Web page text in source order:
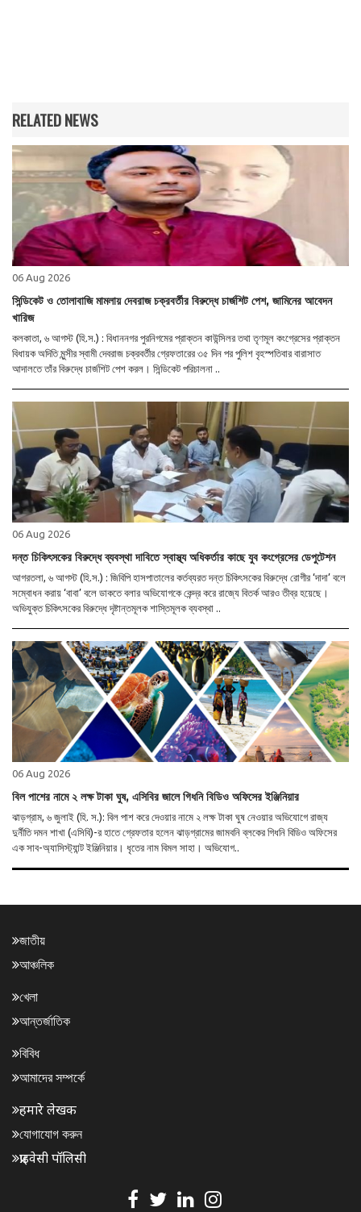
RELATED NEWS
06 Aug 2026
সিন্ডিকেট ও তোলাবাজি মামলায় দেবরাজ চক্রবর্তীর বিরুদ্ধে চার্জশিট পেশ, জামিনের আবেদন
খারিজ
কলকাতা, ৬ আগস্ট (হি.স.) : বিধাননগর পুরনিগমের প্রাক্তন কাউন্সিলর তথা তৃণমূল কংগ্রেসের প্রাক্তন
বিধায়ক অদিতি মুন্সীর স্বামী দেবরাজ চক্রবর্তীর গ্রেফতারের ৩৫ দিন পর পুলিশ বৃহস্পতিবার বারাসাত
আদালতে তাঁর বিরুদ্ধে চার্জশিট পেশ করল। সিন্ডিকেট পরিচালনা ..
06 Aug 2026
দন্ত চিকিৎসকের বিরুদ্ধে ব্যবস্থা দাবিতে স্বাস্থ্য অধিকর্তার কাছে যুব কংগ্রেসের ডেপুটেশন
আগরতলা, ৬ আগস্ট (হি.স.) : জিবিপি হাসপাতালের কর্তব্যরত দন্ত চিকিৎসকের বিরুদ্ধে রোগীর ‘দাদা’ বলে
সম্বোধন করায় ‘বাবা’ বলে ডাকতে বলার অভিযোগকে কেন্দ্র করে রাজ্যে বিতর্ক আরও তীব্র হয়েছে।
অভিযুক্ত চিকিৎসকের বিরুদ্ধে দৃষ্টান্তমূলক শাস্তিমূলক ব্যবস্থা ..
06 Aug 2026
বিল পাশের নামে ২ লক্ষ টাকা ঘুষ, এসিবির জালে গিধনি বিডিও অফিসের ইঞ্জিনিয়ার
ঝাড়গ্রাম, ৬ জুলাই (হি. স.): বিল পাশ করে দেওয়ার নামে ২ লক্ষ টাকা ঘুষ নেওয়ার অভিযোগে রাজ্য
দুর্নীতি দমন শাখা (এসিবি)-র হাতে গ্রেফতার হলেন ঝাড়গ্রামের জামবনি ব্লকের গিধনি বিডিও অফিসের
এক সাব-অ্যাসিস্ট্যান্ট ইঞ্জিনিয়ার। ধৃতের নাম বিমল সাহা। অভিযোগ..
জাতীয়
আঞ্চলিক
খেলা
আন্তর্জাতিক
বিবিধ
আমাদের সম্পর্কে
हमारे लेखक
যোগাযোগ করুন
प्राइवेसी पॉलिसी